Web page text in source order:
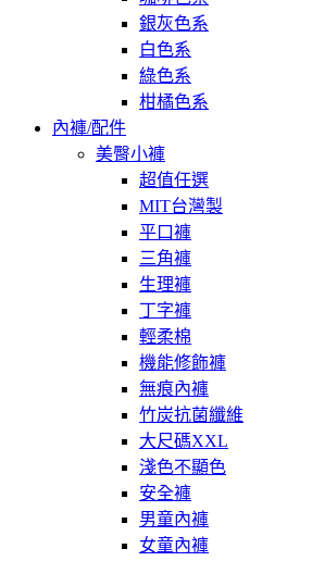
銀灰色系
白色系
綠色系
柑橘色系
內褲/配件
美臀小褲
超值任選
MIT台灣製
平口褲
三角褲
生理褲
丁字褲
輕柔棉
機能修飾褲
無痕內褲
竹炭抗菌纖維
大尺碼XXL
淺色不顯色
安全褲
男童內褲
女童內褲